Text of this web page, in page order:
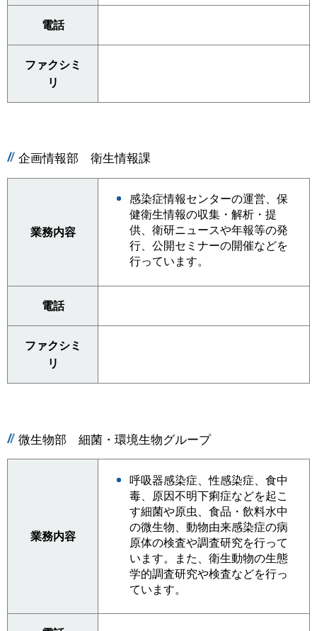
電話
ファクシミ
リ
企画情報部 衛生情報課
業務内容
感染症情報センターの運営、保
健衛生情報の収集・解析・提
供、衛研ニュースや年報等の発
行、公開セミナーの開催などを
行っています。
電話
ファクシミ
リ
微生物部 細菌・環境生物グループ
業務内容
呼吸器感染症、性感染症、食中
毒、原因不明下痢症などを起こ
す細菌や原虫、食品・飲料水中
の微生物、動物由来感染症の病
原体の検査や調査研究を行って
います。また、衛生動物の生態
学的調査研究や検査などを行っ
ています。